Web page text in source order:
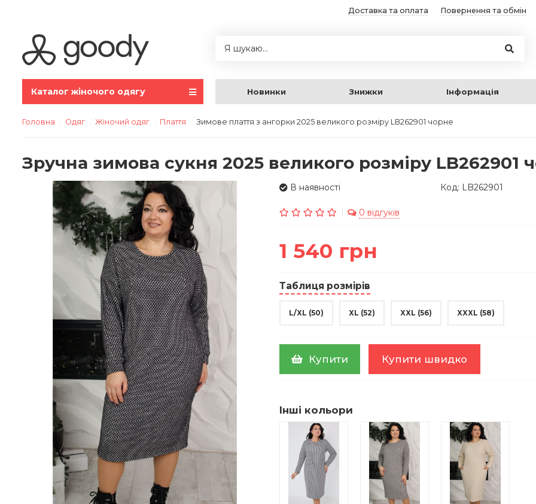
Доставка та оплата Повернення та обмін
Новинки Знижки Інформація
Каталог жіночого одягу
Головна Одяг Жіночий одяг Плаття Зимове плаття з ангорки 2025 великого розміру LB262901 чорне
Зручна зимова сукня 2025 великого розміру LB262901
В наявності Код: LB262901
0 відгуків
1 540 грн
Таблиця розмірів
L/XL (50) XL (52) XXL (56) XXXL (58)
Купити Купити швидко
Інші кольори